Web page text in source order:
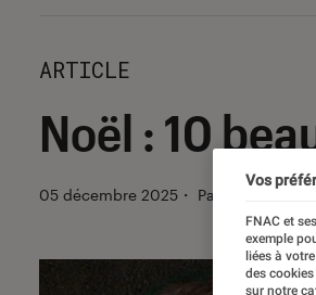
ARTICLE
Noël : 10
05 décembre 2025 ・ Par Léonard
Vos
FNAC et
exemple
liées à
des
sur notre